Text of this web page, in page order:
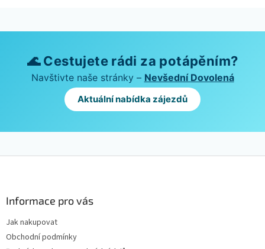
🌊 Cestujete rádi za potápěním?
Navštivte naše stránky – Nevšední Dovolená
Aktuální nabídka zájezdů
Informace pro vás
Jak nakupovat
Obchodní podmínky